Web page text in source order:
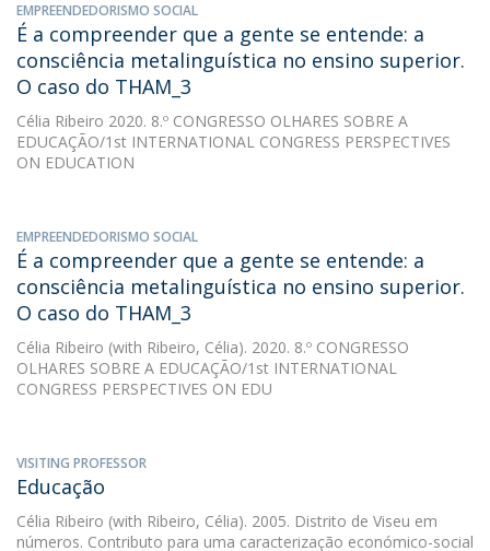
EMPREENDEDORISMO SOCIAL
É a compreender que a gente se entende: a
consciência metalinguística no ensino superior.
O caso do THAM_3
Célia Ribeiro 2020. 8.º CONGRESSO OLHARES SOBRE A
EDUCAÇÃO/1st INTERNATIONAL CONGRESS PERSPECTIVES
ON EDUCATION
EMPREENDEDORISMO SOCIAL
É a compreender que a gente se entende: a
consciência metalinguística no ensino superior.
O caso do THAM_3
Célia Ribeiro (with Ribeiro, Célia). 2020. 8.º CONGRESSO
OLHARES SOBRE A EDUCAÇÃO/1st INTERNATIONAL
CONGRESS PERSPECTIVES ON EDU
VISITING PROFESSOR
Educação
Célia Ribeiro (with Ribeiro, Célia). 2005. Distrito de Viseu em
números. Contributo para uma caracterização económico-social